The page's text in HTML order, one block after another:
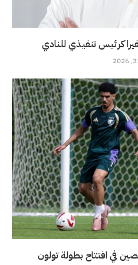
كرئيس تنفيذي للنادي